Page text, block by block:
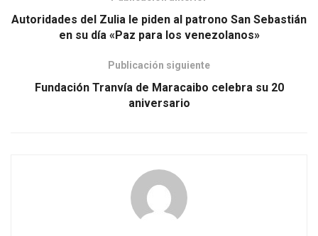
Autoridades del Zulia le piden al patrono San Sebastián
en su día «Paz para los venezolanos»
Publicación siguiente
Fundación Tranvía de Maracaibo celebra su 20
aniversario